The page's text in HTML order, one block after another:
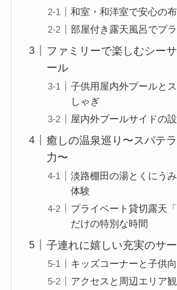
和室・和洋室で安心の
部屋付き露天風呂でプ
ファミリーで楽しむシー
ール
子供用屋内外プールと
しゃぎ
屋内外プールサイドの
癒しの温泉巡り〜スパテ
力〜
淡路棚田の湯とくにう
体験
プライベート貸切露天
だけの特別な時間
子連れに嬉しい充実のサ
キッズコーナーと子供
アクセスと周辺エリア